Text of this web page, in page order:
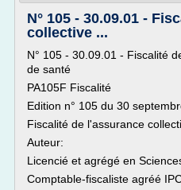
N° 105 - 30.09.01 -
collective ...
N° 105 - 30.09.01 - Fiscalité
de santé
PA105F Fiscalité
Edition n° 105 du 30
Fiscalité de l'assurance
Auteur:
Licencié et agrégé en
Comptable-fiscaliste agréé